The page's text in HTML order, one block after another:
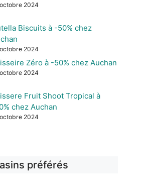
2024
Biscuits à -50% chez
2024
Zéro à -50% chez Auchan
2024
Fruit Shoot Tropical à
chez Auchan
2024
préférés